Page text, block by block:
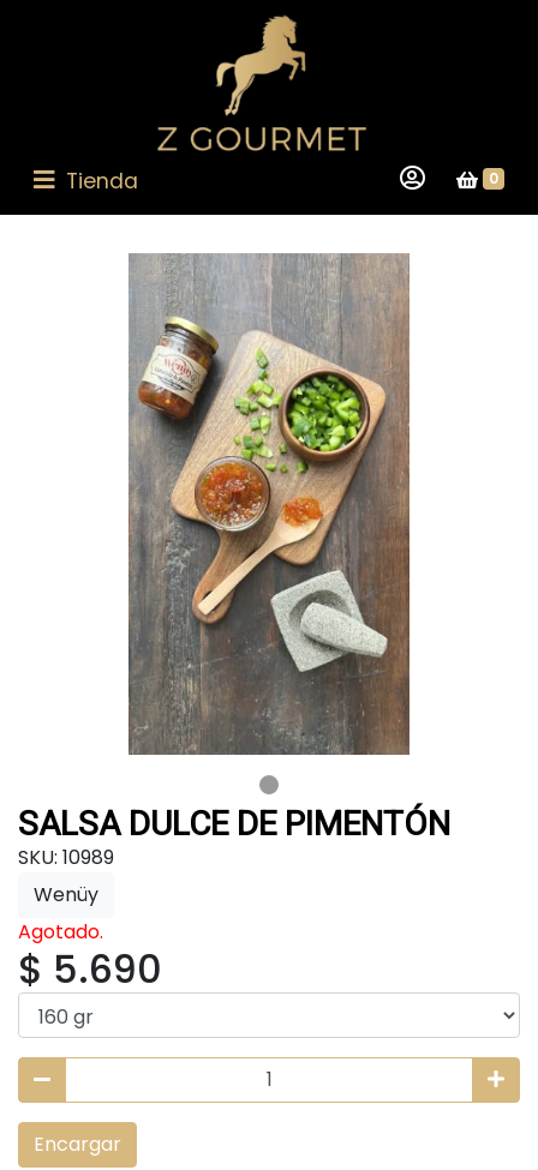
Tienda 0
SALSA DULCE DE PIMENTÓN
SKU: 10989
Wenüy
Agotado.
$ 5.690
Encargar